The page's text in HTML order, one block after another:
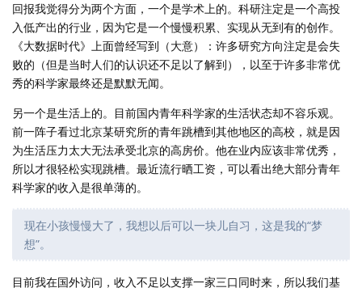
回报我觉得分为两个方面，一个是学术上的。科研注定是一个高投
入低产出的行业，因为它是一个慢慢积累、实现从无到有的创作。
《大数据时代》上面曾经写到（大意）：许多研究方向注定是会失
败的（但是当时人们的认识还不足以了解到），以至于许多非常优
秀的科学家最终还是默默无闻。
另一个是生活上的。目前国内青年科学家的生活状态却不容乐观。
前一阵子看过北京某研究所的青年跳槽到其他地区的高校，就是因
为生活压力太大无法承受北京的高房价。他在业内应该非常优秀，
所以才很轻松实现跳槽。最近流行晒工资，可以看出绝大部分青年
科学家的收入是很单薄的。
现在小孩慢慢大了，我想以后可以一块儿自习，这是我的“梦
想”。
目前我在国外访问，收入不足以支撑一家三口同时来，所以我们基